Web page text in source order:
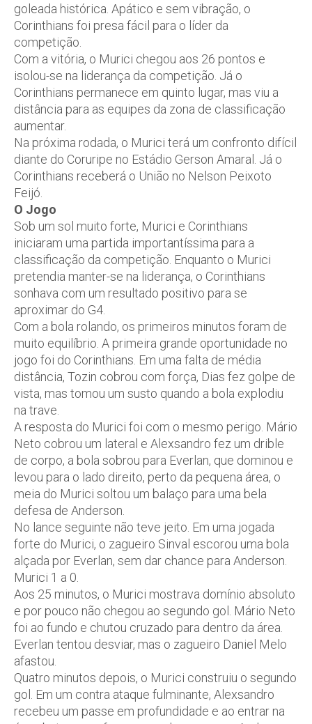
goleada histórica. Apático e sem vibração, o
Corinthians foi presa fácil para o líder da
competição.
Com a vitória, o Murici chegou aos 26 pontos e
isolou-se na liderança da competição. Já o
Corinthians permanece em quinto lugar, mas viu a
distância para as equipes da zona de classificação
aumentar.
Na próxima rodada, o Murici terá um confronto difícil
diante do Coruripe no Estádio Gerson Amaral. Já o
Corinthians receberá o União no Nelson Peixoto
Feijó.
O Jogo
Sob um sol muito forte, Murici e Corinthians
iniciaram uma partida importantíssima para a
classificação da competição. Enquanto o Murici
pretendia manter-se na liderança, o Corinthians
sonhava com um resultado positivo para se
aproximar do G4.
Com a bola rolando, os primeiros minutos foram de
muito equilíbrio. A primeira grande oportunidade no
jogo foi do Corinthians. Em uma falta de média
distância, Tozin cobrou com força, Dias fez golpe de
vista, mas tomou um susto quando a bola explodiu
na trave.
A resposta do Murici foi com o mesmo perigo. Mário
Neto cobrou um lateral e Alexsandro fez um drible
de corpo, a bola sobrou para Everlan, que dominou e
levou para o lado direito, perto da pequena área, o
meia do Murici soltou um balaço para uma bela
defesa de Anderson.
No lance seguinte não teve jeito. Em uma jogada
forte do Murici, o zagueiro Sinval escorou uma bola
alçada por Everlan, sem dar chance para Anderson.
Murici 1 a 0.
Aos 25 minutos, o Murici mostrava domínio absoluto
e por pouco não chegou ao segundo gol. Mário Neto
foi ao fundo e chutou cruzado para dentro da área.
Everlan tentou desviar, mas o zagueiro Daniel Melo
afastou.
Quatro minutos depois, o Murici construiu o segundo
gol. Em um contra ataque fulminante, Alexsandro
recebeu um passe em profundidade e ao entrar na